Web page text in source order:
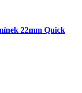
22mm Quick